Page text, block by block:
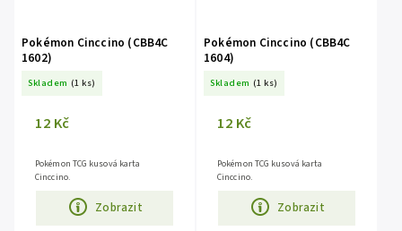
Pokémon Cinccino (CBB4C
1602)
Skladem (1 ks)
12 Kč
Zobrazit
Pokémon TCG kusová karta
Cinccino.
Pokémon Cinccino (CBB4C
1604)
Skladem (1 ks)
12 Kč
Zobrazit
Pokémon TCG kusová karta
Cinccino.